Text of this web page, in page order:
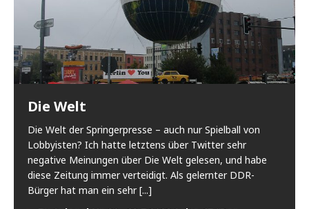
Die Welt
Die Welt der Springerpresse – auch nur Spielball von
Lobbyisten? Ich hatte letztens über Twitter sehr
negative Meinungen über Die Welt gelesen, und habe
diese Zeitung immer verteidigt. Als gelernter DDR-
Bürger hat man ein sehr[...]